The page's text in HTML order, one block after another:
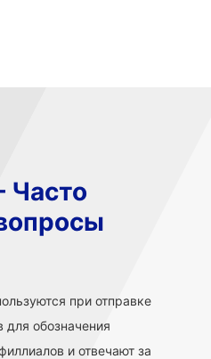
Часто
при отправке
обозначения
и отвечают за